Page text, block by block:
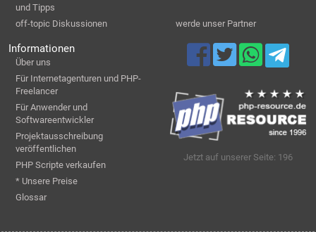
und Tipps
off-topic Diskussionen
werde unser Partner
Informationen
Über uns
Für Internetagenturen und PHP-
Freelancer
Für Anwender und
Softwareentwickler
Projektausschreibung
veröffentlichen
PHP Scripte verkaufen
* Unsere Preise
Glossar
Jetzt auf unserer Seite: 196